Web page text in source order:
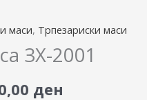
маси, Трпезариски маси
ЗХ-2001
ден